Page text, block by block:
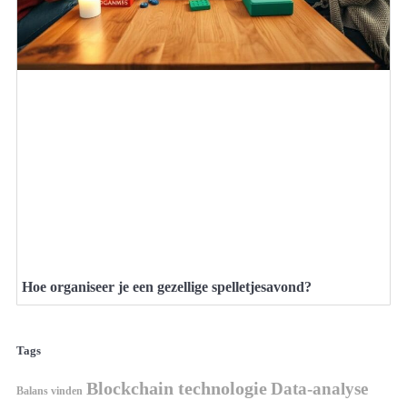
Hoe organiseer je een gezellige spelletjesavond?
Tags
Balans vinden Blockchain technologieData-analyse